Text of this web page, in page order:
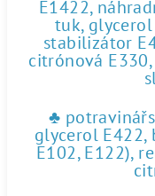
E1422,
tuk,
stabilizátor
citrónová
♣
glycerol E422,
E102, E122),